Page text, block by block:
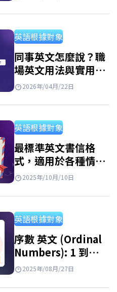
英語根據對象
同事英文怎麼說？職
場英文用法與實用對
話整理
2026年/04月/22日
英語根據對象
最標準英文書信格
式，適用於各種情
境，附實際範例
2025年/10月/10日
英語根據對象
序數 英文 (Ordinal
Numbers): 1 到
1000 英文寫法, 讀法
2025年/08月/27日